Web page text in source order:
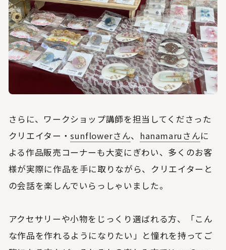
さらに、ワークショップ講師を担当してくださった
クリエイター・sunflowerさん、 hanamaruさんに
よる作品販売コーナーも大変にぎわい、多くのお客
様が実際に作品を手に取りながら、クリエイターと
の会話を楽しんでいらっしゃいました。
アクセサリーや小物をじっくり選ばれる方、「こん
な作品を作れるようになりたい」と憧れを持ってご